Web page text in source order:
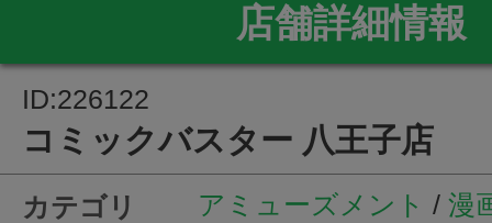
店舗詳細情報
ID:226122
コミックバスター 八王子店
カテゴリ アミューズメント / 漫